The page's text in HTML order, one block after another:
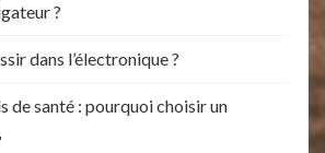
?
dans l’électronique ?
de santé : pourquoi choisir un